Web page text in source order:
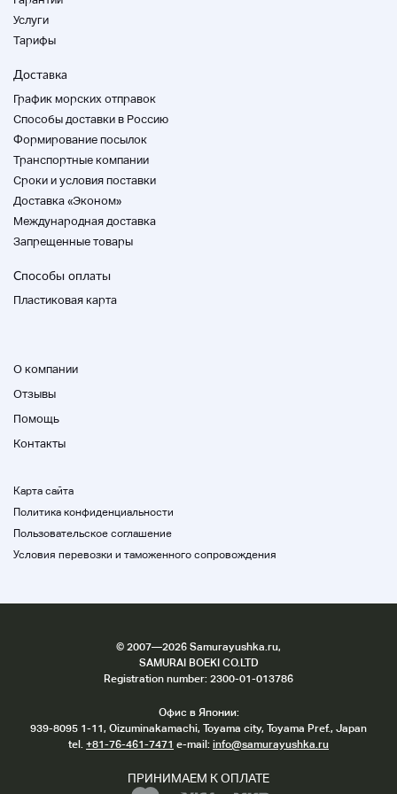
Ширина полосы
цвет
белый
Функция расписания
Никто
вес
42 г
Водонепроницаемость
Услуги
Тарифы
Доставка
График морских отправок
Способы доставки в Россию
Формирование посылок
Транспортные компании
Cроки и условия поставки
Доставка «Эконом»
Международная доставка
Запрещенные товары
Способы оплаты
Пластиковая карта
О компании
Отзывы
Помощь
Контакты
Карта сайта
Политика конфиденциальности
Пользовательское соглашение
Условия перевозки и таможенного сопровождения
© 2007—2026 Samurayushka.ru,
SAMURAI BOEKI CO.LTD
Registration number: 2300-01-013786
Офис в Японии:
939-8095 1-11, Oizuminakamachi, Toyama city, Toyama Pref., Japan
tel. +81-76-461-7471 e-mail: info@samurayushka.ru
ПРИНИМАЕМ К ОПЛАТЕ